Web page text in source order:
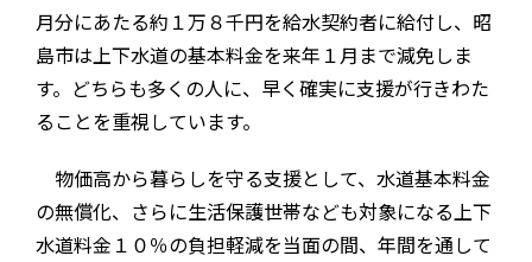
月分にあたる約１万８千円を給水契約者に給付し、昭
島市は上下水道の基本料金を来年１月まで減免しま
す。どちらも多くの人に、早く確実に支援が行きわた
ることを重視しています。
物価高から暮らしを守る支援として、水道基本料金
の無償化、さらに生活保護世帯なども対象になる上下
水道料金１０％の負担軽減を当面の間、年間を通して